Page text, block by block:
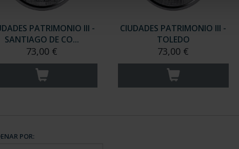
PATRIMONIO III -
SANTIAGO DE CO...
73,00 €
CIUDADES PATRIMONIO III -
TOLEDO
73,00 €
POR: